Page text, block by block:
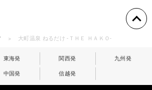
大町温泉 ねるだけ -ＴＨＥ ＨＡＫＯ-
東海発 関西発 九州発
中国発 信越発